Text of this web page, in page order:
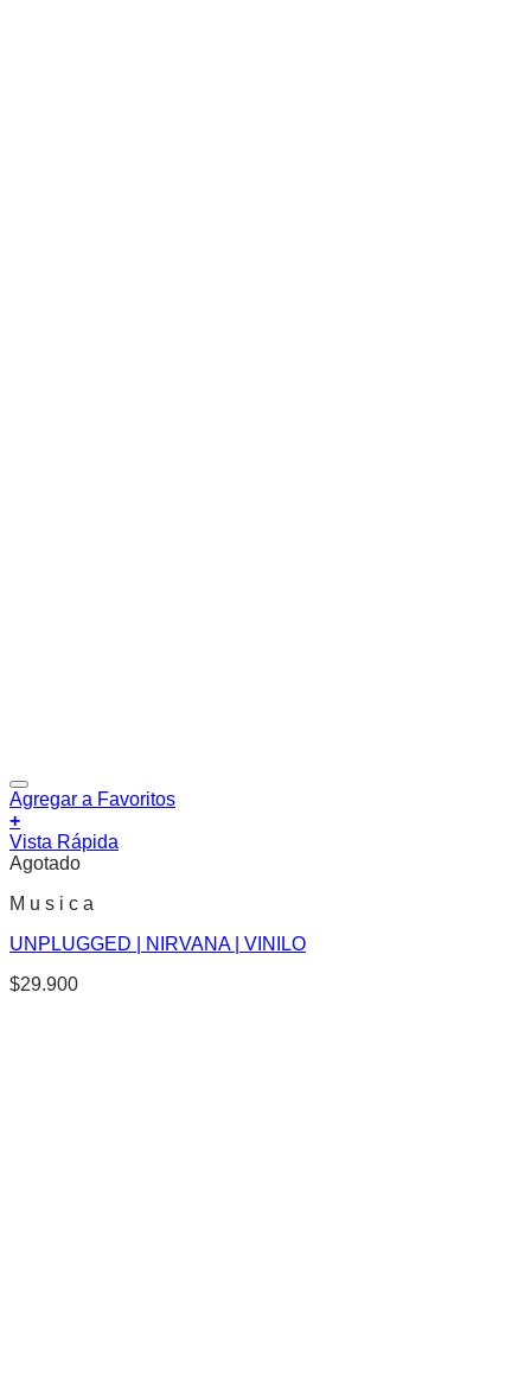
Agregar a Favoritos
+
Vista Rápida
Agotado
M u s i c a
UNPLUGGED | NIRVANA | VINILO
$29.900